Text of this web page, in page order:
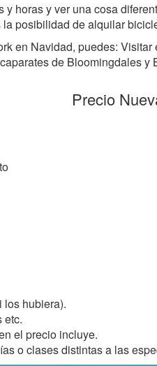
horas y ver una cosa
posibilidad de alquilar
en Navidad, puedes:
de Bloomingdales
Precio
los hubiera).
etc.
el precio incluye.
o clases distintas a las